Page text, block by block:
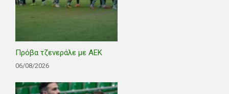
Πρόβα τζενεράλε με ΑΕΚ
06/08/2026